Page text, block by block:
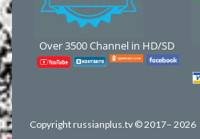
Over 3500 Channel in HD/SD
Copyright russianplus.tv © 2017– 2026